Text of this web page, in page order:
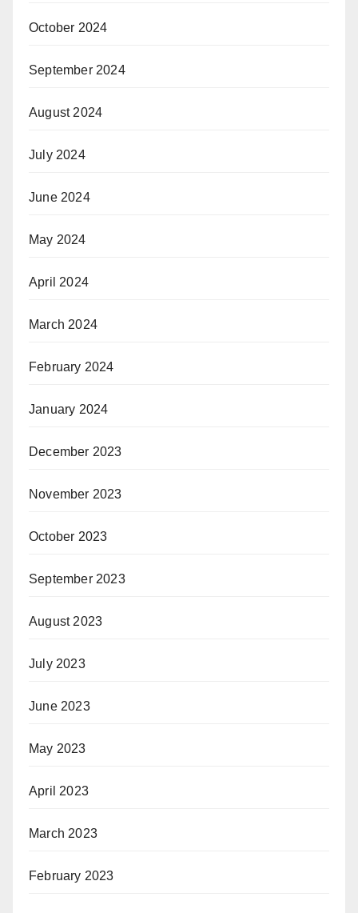
October 2024
September 2024
August 2024
July 2024
June 2024
May 2024
April 2024
March 2024
February 2024
January 2024
December 2023
November 2023
October 2023
September 2023
August 2023
July 2023
June 2023
May 2023
April 2023
March 2023
February 2023